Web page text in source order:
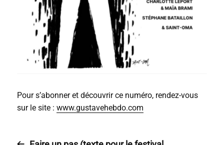
Pour s’abonner et découvrir ce numéro, rendez-vous
sur le site : www.gustavehebdo.com